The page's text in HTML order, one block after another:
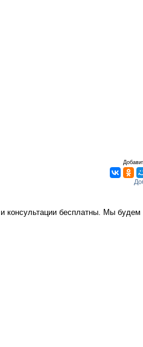
консультации бесплатны. Мы